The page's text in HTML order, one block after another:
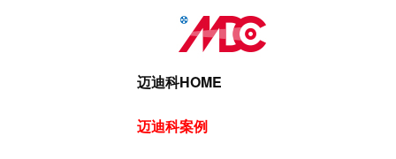
迈迪科HOME
迈迪科案例